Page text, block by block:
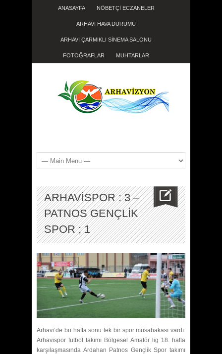
ANASAYFA NÖBETÇİ ECZANELER
ARHAVİ HAVA DURUMU
ARHAVİ ÇARMIKLI SİNEMA SALONU
FOTOĞRAFLAR MUHTARLAR
ARHAVİSPOR : 3 –
PATNOS GENÇLİK
SPOR ; 1
Arhavi’de bu hafta sonu tek bir spor müsabakası vardı.
Arhavispor futbol takımı Bölgesel Amatör lig 18. hafta
karşılaşmasında Ardahan Patnos Gençlik Spor takımı